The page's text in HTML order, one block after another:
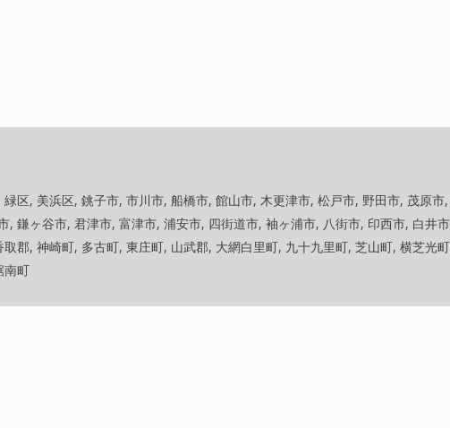
区, 美浜区, 銚子市, 市川市, 船橋市, 館山市, 木更津市, 松戸市, 野田市, 茂原
鎌ヶ谷市, 君津市, 富津市, 浦安市, 四街道市, 袖ヶ浦市, 八街市, 印西市, 白井
郡, 神崎町, 多古町, 東庄町, 山武郡, 大網白里町, 九十九里町, 芝山町, 横芝光
南町